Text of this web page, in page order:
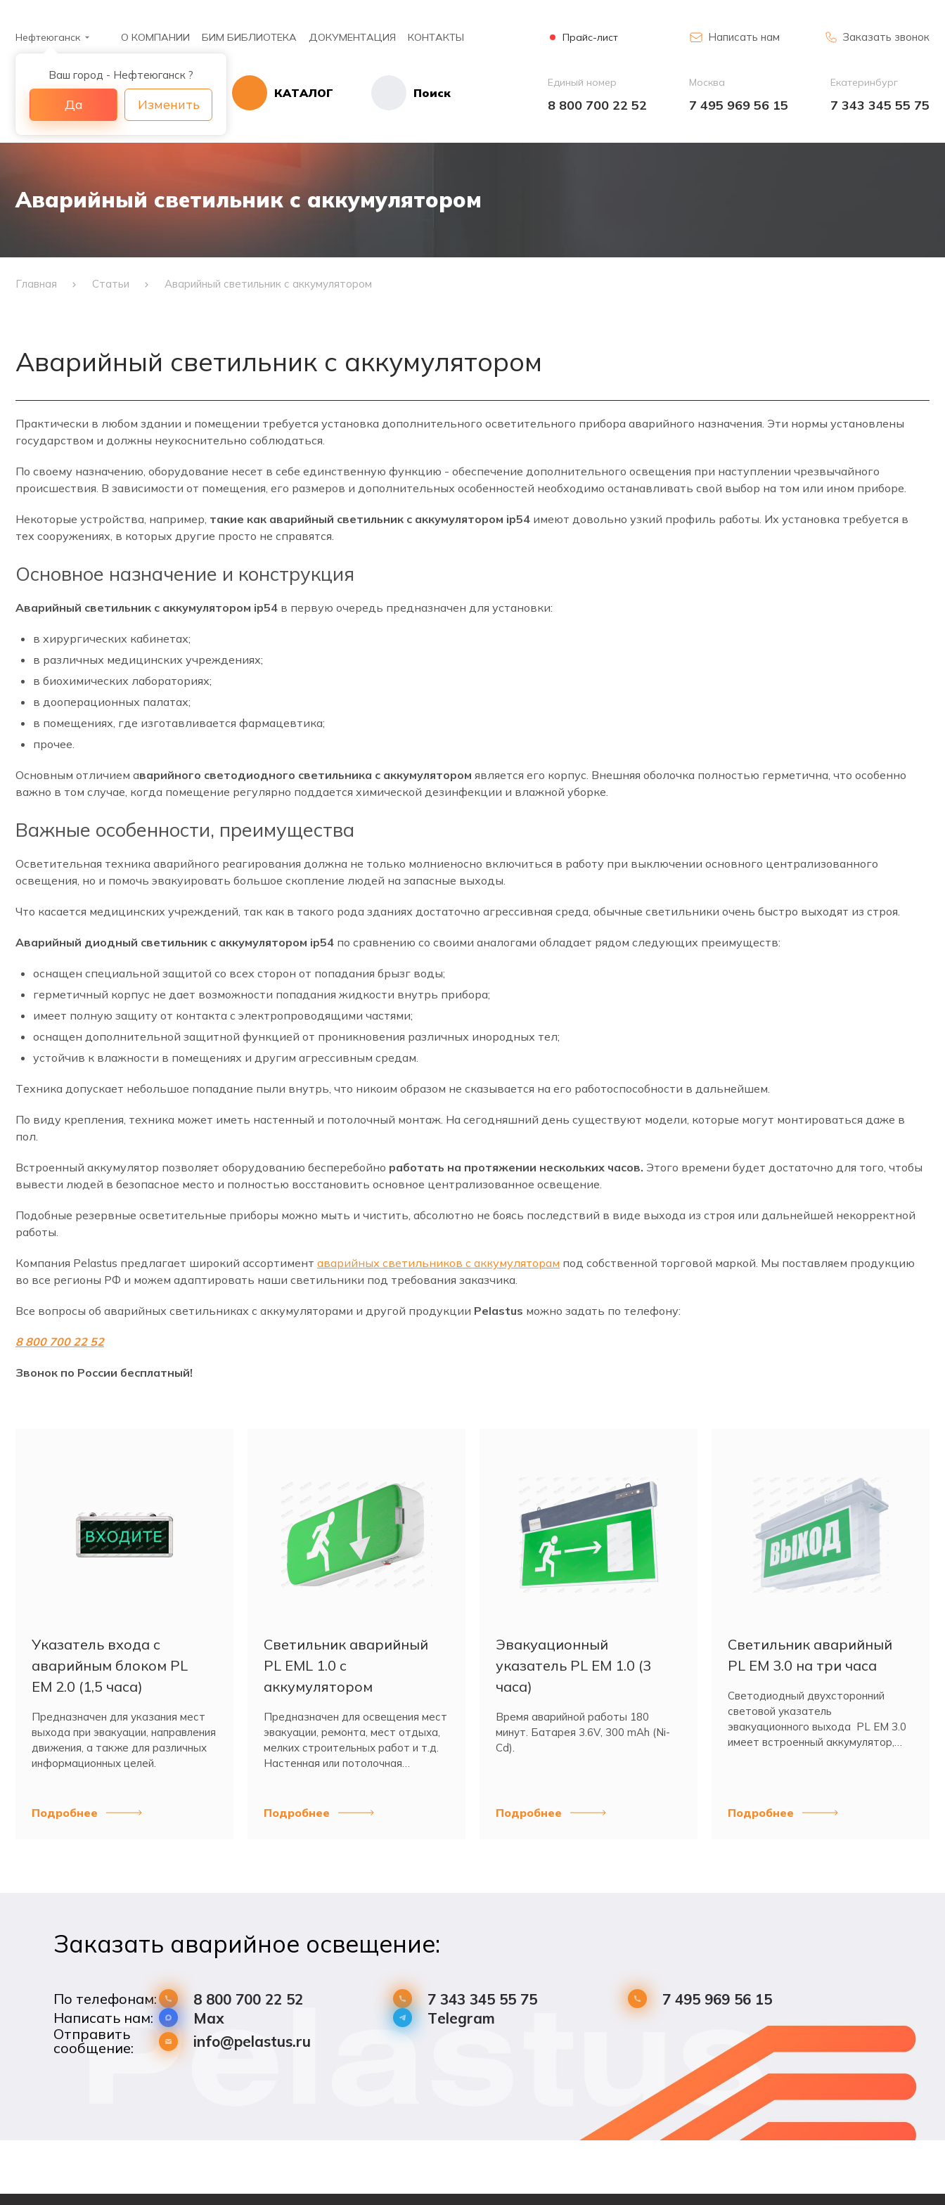
Нефтеюганск
Ваш город - Нефтеюганск ?
Да Изменить
О КОМПАНИИ БИМ БИБЛИОТЕКА ДОКУМЕНТАЦИЯ КОНТАКТЫ Прайс-лист Написать нам Заказать звонок
КАТАЛОГ Поиск
Единый номер
8 800 700 22 52
Москва
7 495 969 56 15
Екатеринбург
7 343 345 55 75
Аварийный светильник с аккумулятором
Главная Статьи Аварийный светильник с аккумулятором
Аварийный светильник с аккумулятором
Практически в любом здании и помещении требуется установка дополнительного осветительного прибора аварийного назначения. Эти нормы установлены
государством и должны неукоснительно соблюдаться.
По своему назначению, оборудование несет в себе единственную функцию - обеспечение дополнительного освещения при наступлении чрезвычайного
происшествия. В зависимости от помещения, его размеров и дополнительных особенностей необходимо останавливать свой выбор на том или ином приборе.
Некоторые устройства, например, такие как аварийный светильник с аккумулятором ip54 имеют довольно узкий профиль работы. Их установка требуется в
тех сооружениях, в которых другие просто не справятся.
Основное назначение и конструкция
Аварийный светильник с аккумулятором ip54 в первую очередь предназначен для установки:
в хирургических кабинетах;
в различных медицинских учреждениях;
в биохимических лабораториях;
в дооперационных палатах;
в помещениях, где изготавливается фармацевтика;
прочее.
Основным отличием аварийного светодиодного светильника с аккумулятором является его корпус. Внешняя оболочка полностью герметична, что особенно
важно в том случае, когда помещение регулярно поддается химической дезинфекции и влажной уборке.
Важные особенности, преимущества
Осветительная техника аварийного реагирования должна не только молниеносно включиться в работу при выключении основного централизованного
освещения, но и помочь эвакуировать большое скопление людей на запасные выходы.
Что касается медицинских учреждений, так как в такого рода зданиях достаточно агрессивная среда, обычные светильники очень быстро выходят из строя.
Аварийный диодный светильник с аккумулятором ip54 по сравнению со своими аналогами обладает рядом следующих преимуществ:
оснащен специальной защитой со всех сторон от попадания брызг воды;
герметичный корпус не дает возможности попадания жидкости внутрь прибора;
имеет полную защиту от контакта с электропроводящими частями;
оснащен дополнительной защитной функцией от проникновения различных инородных тел;
устойчив к влажности в помещениях и другим агрессивным средам.
Техника допускает небольшое попадание пыли внутрь, что никоим образом не сказывается на его работоспособности в дальнейшем.
По виду крепления, техника может иметь настенный и потолочный монтаж. На сегодняшний день существуют модели, которые могут монтироваться даже в
пол.
Встроенный аккумулятор позволяет оборудованию бесперебойно работать на протяжении нескольких часов. Этого времени будет достаточно для того, чтобы
вывести людей в безопасное место и полностью восстановить основное централизованное освещение.
Подобные резервные осветительные приборы можно мыть и чистить, абсолютно не боясь последствий в виде выхода из строя или дальнейшей некорректной
работы.
Компания Pelastus предлагает широкий ассортимент аварийных светильников с аккумуляторам под собственной торговой маркой. Мы поставляем продукцию
во все регионы РФ и можем адаптировать наши светильники под требования заказчика.
Все вопросы об аварийных светильниках с аккумуляторами и другой продукции Pelastus можно задать по телефону:
8 800 700 22 52
Звонок по России бесплатный!
Указатель входа c
аварийным блоком PL
EM 2.0 (1,5 часа)
Предназначен для указания мест
выхода при эвакуации, направления
движения, а также для различных
информационных целей.
Подробнее
Светильник аварийный
PL EML 1.0 с
аккумулятором
Предназначен для освещения мест
эвакуации, ремонта, мест отдыха,
мелких строительных работ и т.д.
Настенная или потолочная
Подробнее
Эвакуационный
указатель PL EM 1.0 (3
часа)
Время аварийной работы 180
минут. Батарея 3.6V, 300 mAh (Ni-
Cd).
Подробнее
Светильник аварийный
PL EM 3.0 на три часа
Светодиодный двухсторонний
световой указатель
эвакуационного выхода PL EM 3.0
имеет встроенный аккумулятор,
Подробнее
Заказать аварийное освещение:
По телефонам: 8 800 700 22 52 7 343 345 55 75 7 495 969 56 15
Написать нам: Max Telegram
Отправить
сообщение:
info@pelastus.ru